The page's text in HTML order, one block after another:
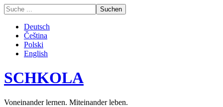
Deutsch
Čeština
Polski
English
SCHKOLA
Voneinander lernen. Miteinander leben.